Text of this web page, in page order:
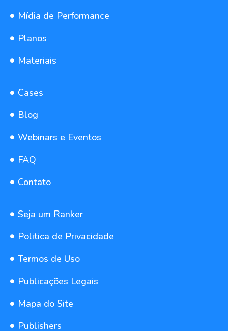
Mídia de Performance
Planos
Materiais
Cases
Blog
Webinars e Eventos
FAQ
Contato
Seja um Ranker
Politica de Privacidade
Termos de Uso
Publicações Legais
Mapa do Site
Publishers